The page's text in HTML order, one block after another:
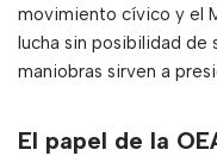
movimiento cívico y el
lucha sin posibilidad de
maniobras sirven a
El papel de la